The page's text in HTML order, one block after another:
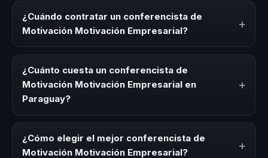
es un experto que comparte conocimiento, estrategias y
experiencias sobre este tema en eventos corporativos,
convenciones y seminarios. Su objetivo es generar
reflexión, inspiración y herramientas aplicables para la
¿Cuándo contratar un conferencista de
Motivación Motivación Empresarial?
+
Motivación Empresarial para kick-offs, convenciones
anuales, programas de desarrollo, eventos de integración
o cuando tu organización necesita impulsar un cambio
cultural relacionado con esta temática.
¿Cuánto cuesta un conferencista de
Motivación Motivación Empresarial en
Paraguay?
+
modalidad (presencial o virtual) y la duración del evento.
En CHM Paraguay ofrecemos asesoría estratégica sin
¿Cómo elegir el mejor conferencista de
Motivación Motivación Empresarial?
+